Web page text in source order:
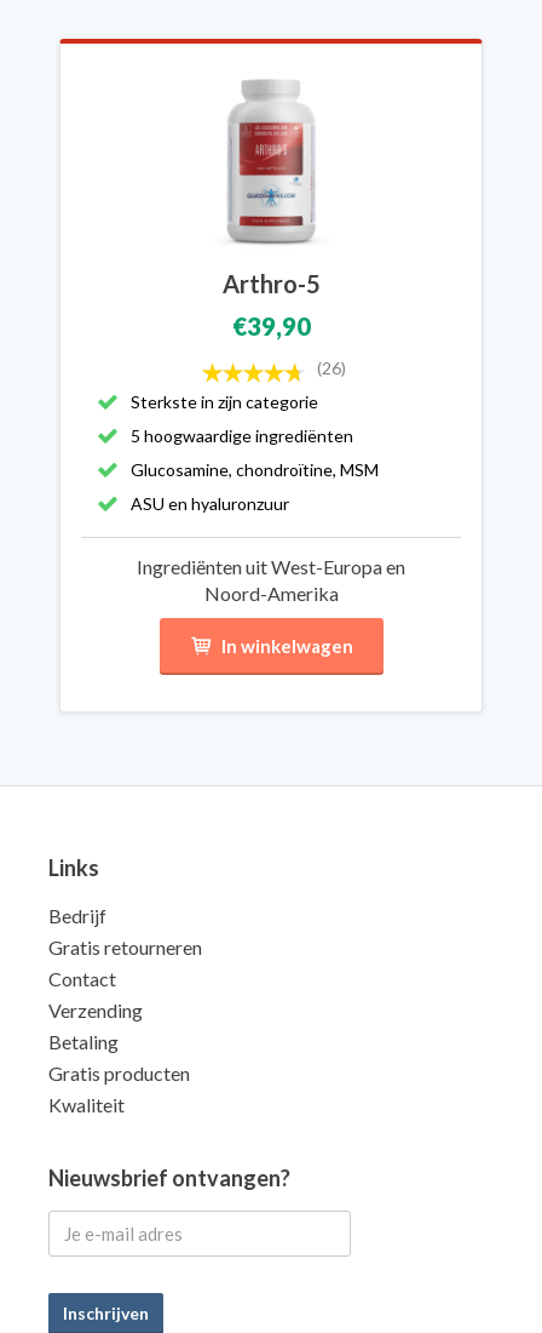
Arthro-5
€39,90
(26)
Sterkste in zijn categorie
5 hoogwaardige ingrediënten
Glucosamine, chondroïtine, MSM
ASU en hyaluronzuur
Ingrediënten uit West-Europa en
Noord-Amerika
In winkelwagen
Links
Bedrijf
Gratis retourneren
Contact
Verzending
Betaling
Gratis producten
Kwaliteit
Nieuwsbrief ontvangen?
Inschrijven